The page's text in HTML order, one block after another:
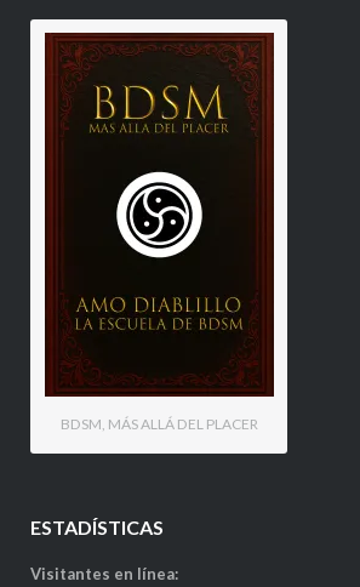
BDSM, MÁS ALLÁ DEL PLACER
ESTADÍSTICAS
Visitantes en línea: